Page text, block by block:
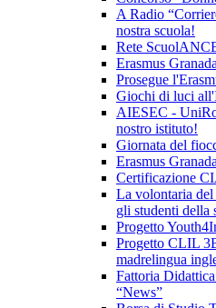
A Radio
nostra scuola!
Rete
Erasmus
Prosegue
Giochi di luci
AIESEC -
nostro istituto!
Giornata del
Erasmus Granada
Certificazione
La volontaria
gli studenti della
Progetto
Progetto CLIL
madrelingua
Fattoria
“News”